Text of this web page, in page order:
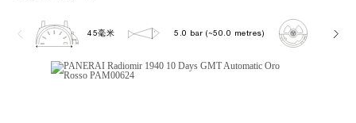
45毫米 5.0 bar (~50.0 metres) P2003/